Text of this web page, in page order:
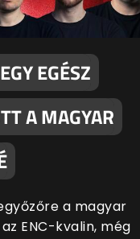
EGÉSZ
A MAGYAR
a magyar
ENC-kvalin, még